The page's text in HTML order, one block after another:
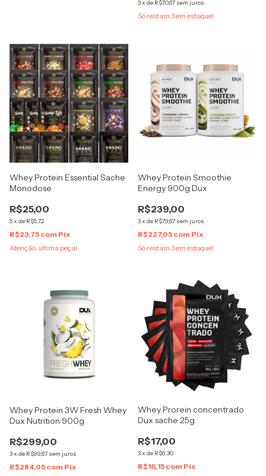
3x de R$70,67 sem juros
Só restam 3em estoque!
Whey Protein Essential Sache
Monodose
R$25,00
5x de R$5,72
R$23,75 com Pix
Atenção, última peça!
Whey Protein Smoothie
Energy 900g Dux
R$239,00
3x de R$79,67 sem juros
R$227,05 com Pix
Só restam 3em estoque!
Whey Protein 3W Fresh Whey
Dux Nutrition 900g
R$299,00
3x de R$99,67 sem juros
R$284,05 com Pix
Whey Prorein concentrado
Dux sache 25g
R$17,00
3x de R$6,30
R$16,15 com Pix